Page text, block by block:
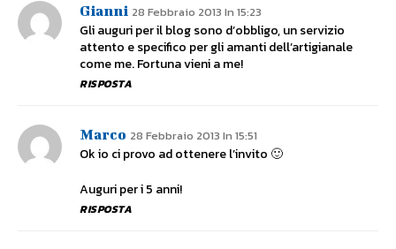
Gianni 28 Febbraio 2013 In 15:23
Gli auguri per il blog sono d’obbligo, un servizio
attento e specifico per gli amanti dell’artigianale
come me. Fortuna vieni a me!
RISPOSTA
Marco 28 Febbraio 2013 In 15:51
Ok io ci provo ad ottenere l’invito 🙂
Auguri per i 5 anni!
RISPOSTA